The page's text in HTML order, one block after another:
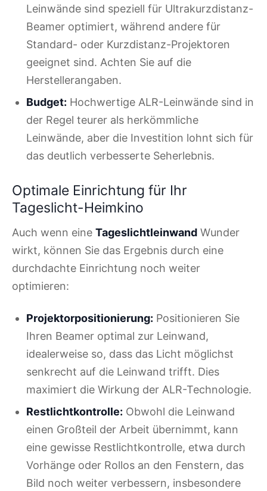
Leinwände sind speziell für Ultrakurzdistanz-
Beamer optimiert, während andere für
Standard- oder Kurzdistanz-Projektoren
geeignet sind. Achten Sie auf die
Herstellerangaben.
Budget: Hochwertige ALR-Leinwände sind in
der Regel teurer als herkömmliche
Leinwände, aber die Investition lohnt sich für
das deutlich verbesserte Seherlebnis.
Optimale Einrichtung für Ihr
Tageslicht-Heimkino
Auch wenn eine Tageslichtleinwand Wunder
wirkt, können Sie das Ergebnis durch eine
durchdachte Einrichtung noch weiter
optimieren:
Projektorpositionierung: Positionieren Sie
Ihren Beamer optimal zur Leinwand,
idealerweise so, dass das Licht möglichst
senkrecht auf die Leinwand trifft. Dies
maximiert die Wirkung der ALR-Technologie.
Restlichtkontrolle: Obwohl die Leinwand
einen Großteil der Arbeit übernimmt, kann
eine gewisse Restlichtkontrolle, etwa durch
Vorhänge oder Rollos an den Fenstern, das
Bild noch weiter verbessern, insbesondere